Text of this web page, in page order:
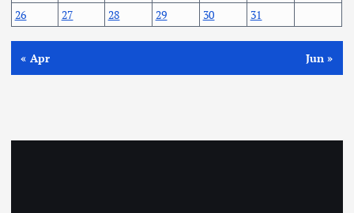
26
27 28 29 30 31
« Apr Jun »